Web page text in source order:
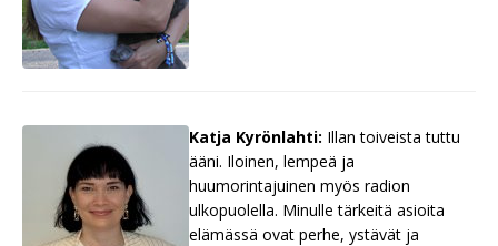
Katja Kyrönlahti: Illan toiveista tuttu
ääni. Iloinen, lempeä ja
huumorintajuinen myös radion
ulkopuolella. Minulle tärkeitä asioita
elämässä ovat perhe, ystävät ja